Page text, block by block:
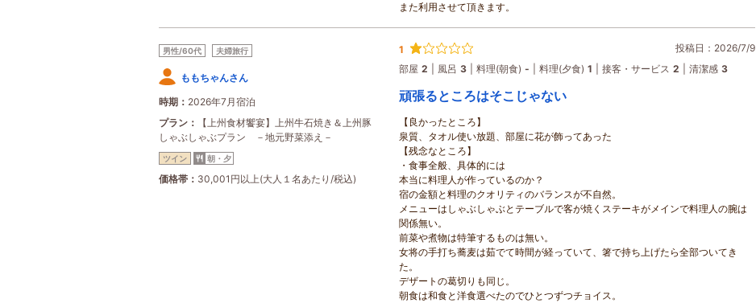
また利用させて頂きます。
男性/60代 夫婦旅行
ももちゃんさん
時期
2026年7月宿泊
プラン
【上州食材饗宴】上州牛石焼き＆上州豚
しゃぶしゃぶプラン －地元野菜添え－
ツイン 朝・夕
価格帯 30,001円以上(大人１名あたり/税込)
1
投稿日：2026/7/9
部屋 2 風呂 3 料理(朝食) - 料理(夕食) 1 接客・サービス 2 清潔感 3
頑張るところはそこじゃない
【良かったところ】
泉質、タオル使い放題、部屋に花が飾ってあった
【残念なところ】
・食事全般、具体的には
本当に料理人が作っているのか？
宿の金額と料理のクオリティのバランスが不自然。
メニューはしゃぶしゃぶとテーブルで客が焼くステーキがメインで料理人の腕は
関係無い。
前菜や煮物は特筆するものは無い。
女将の手打ち蕎麦は茹でて時間が経っていて、箸で持ち上げたら全部ついてき
た。
デザートの葛切りも同じ。
朝食は和食と洋食選べたのでひとつずつチョイス。